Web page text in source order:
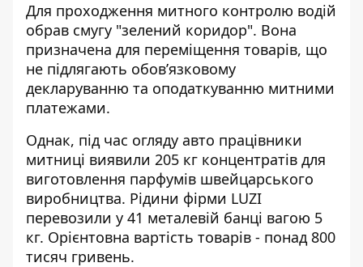
Для проходження митного контролю водій
обрав смугу "зелений коридор". Вона
призначена для переміщення товарів, що
не підлягають обов’язковому
декларуванню та оподаткуванню митними
платежами.
Однак, під час огляду авто працівники
митниці виявили 205 кг концентратів для
виготовлення парфумів швейцарського
виробництва. Рідини фірми LUZI
перевозили у 41 металевій банці вагою 5
кг. Орієнтовна вартість товарів - понад 800
тисяч гривень.